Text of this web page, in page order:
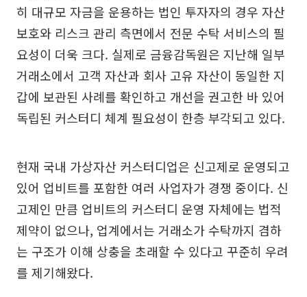
히 대규모 자금을 운용하는 법인 투자자의 경우 자산
보호와 리스크 관리 측면에서 전문 수탁 서비스의 필
요성이 더욱 크다. 실제로 금융감독원은 지난해 일부
거래소에서 고객 자산과 회사 고유 자산이 동일한 지
갑에 보관된 사례를 확인하고 개선을 권고한 바 있어
독립된 커스터디 체계 필요성이 한층 부각되고 있다.
현재 국내 가상자산 커스터디업은 신고제로 운영되고
있어 업비트를 포함한 여러 사업자가 경쟁 중이다. 신
고제인 만큼 업비트의 커스터디 운영 자체에는 법적
제약이 없으나, 업계에서는 거래소가 수탁까지 겸하
는 구조가 이해 상충을 초래할 수 있다고 꾸준히 우려
를 제기해왔다.